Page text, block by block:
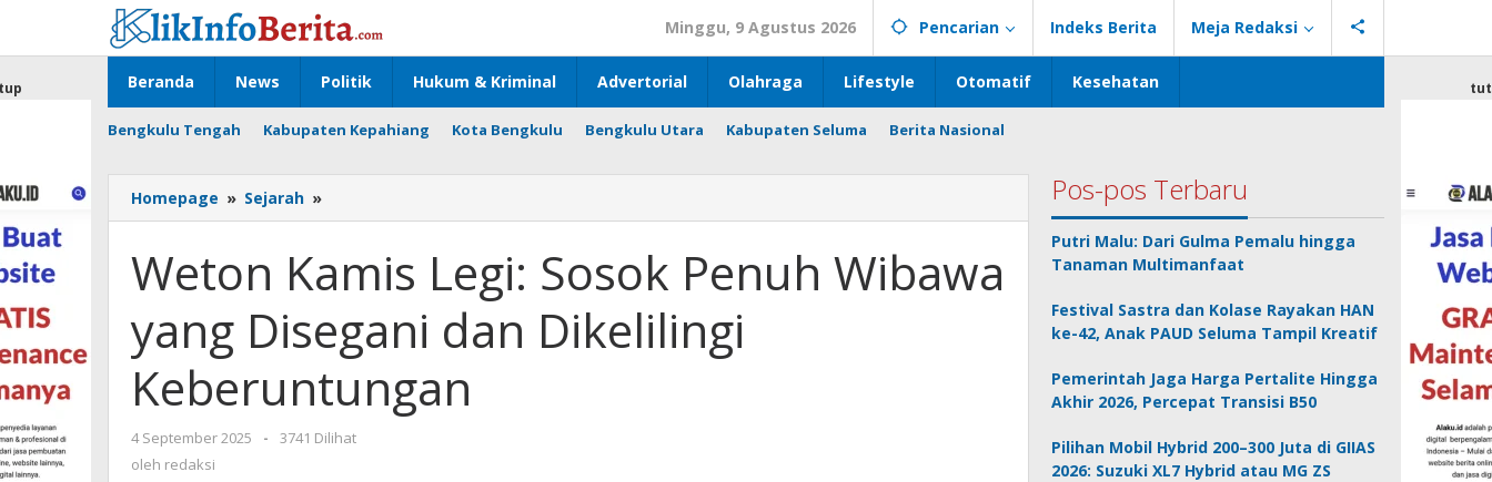
konten
Minggu, 9 Agustus 2026 Pencarian Indeks Berita Meja Redaksi
Beranda News Politik Hukum & Kriminal Advertorial Olahraga Lifestyle Otomatif Kesehatan
Bengkulu Tengah Kabupaten Kepahiang Kota Bengkulu Bengkulu Utara Kabupaten Seluma Berita Nasional
Homepage » Sejarah »
Kamis
Sosok
Penuh
yang
Disegani
dan
Dikelilingi
Keberuntungan
Weton Kamis Legi: Sosok Penuh Wibawa
yang Disegani dan Dikelilingi
Keberuntungan
4 September 2025
oleh
-
3741 Dilihat
oleh redaksi
Pos-pos Terbaru
Putri Malu: Dari Gulma Pemalu hingga
Tanaman Multimanfaat
Festival Sastra dan Kolase Rayakan HAN
ke-42, Anak PAUD Seluma Tampil Kreatif
Pemerintah Jaga Harga Pertalite Hingga
Akhir 2026, Percepat Transisi B50
Pilihan Mobil Hybrid 200–300 Juta di GIIAS
2026: Suzuki XL7 Hybrid atau MG ZS